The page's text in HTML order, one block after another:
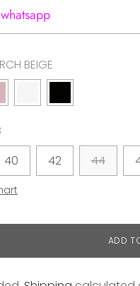
BEIGE
40 42 44
ADD